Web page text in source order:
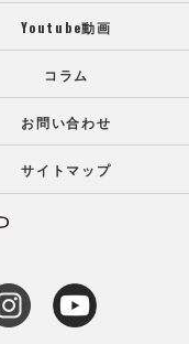
Youtube動画
コラム
お問い合わせ
サイトマップ